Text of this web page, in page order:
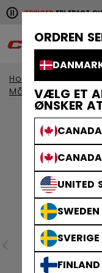
ORDREN
VÆLG ET
ØNSKER
UNITED
Pause the
LEVERINGERFRI FRAGT
Hurtige leveringer
Home Målmand